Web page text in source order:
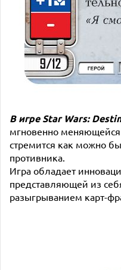
В игре Star Wars:
мгновенно
стремится как можно
противника.
Игра обладает
представляющей из
разыгрыванием карт-